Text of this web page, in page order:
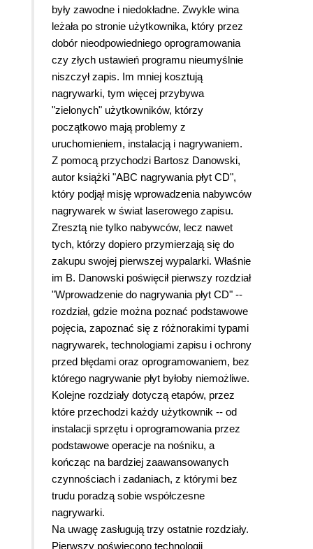
były zawodne i niedokładne. Zwykle wina
leżała po stronie użytkownika, który przez
dobór nieodpowiedniego oprogramowania
czy złych ustawień programu nieumyślnie
niszczył zapis. Im mniej kosztują
nagrywarki, tym więcej przybywa
"zielonych" użytkowników, którzy
początkowo mają problemy z
uruchomieniem, instalacją i nagrywaniem.
Z pomocą przychodzi Bartosz Danowski,
autor książki "ABC nagrywania płyt CD",
który podjął misję wprowadzenia nabywców
nagrywarek w świat laserowego zapisu.
Zresztą nie tylko nabywców, lecz nawet
tych, którzy dopiero przymierzają się do
zakupu swojej pierwszej wypalarki. Właśnie
im B. Danowski poświęcił pierwszy rozdział
"Wprowadzenie do nagrywania płyt CD" --
rozdział, gdzie można poznać podstawowe
pojęcia, zapoznać się z różnorakimi typami
nagrywarek, technologiami zapisu i ochrony
przed błędami oraz oprogramowaniem, bez
którego nagrywanie płyt byłoby niemożliwe.
Kolejne rozdziały dotyczą etapów, przez
które przechodzi każdy użytkownik -- od
instalacji sprzętu i oprogramowania przez
podstawowe operacje na nośniku, a
kończąc na bardziej zaawansowanych
czynnościach i zadaniach, z którymi bez
trudu poradzą sobie współczesne
nagrywarki.
Na uwagę zasługują trzy ostatnie rozdziały.
Pierwszy poświęcono technologii